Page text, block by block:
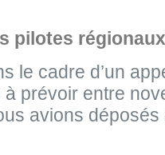
pilotes régionaux
cadre d’un
prévoir entre
avions déposés